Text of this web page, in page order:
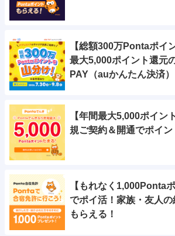
【総額300万Pontaポイ
最大5,000ポイント還元
PAY（auかんたん決済）
【年間最大5,000ポイン
規ご契約＆開通でポイン
【もれなく1,000Ponta
でポイ活！家族・友人の
もらえる！